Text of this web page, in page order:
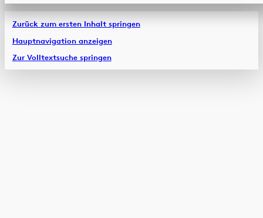
Zurück zum ersten Inhalt springen
Hauptnavigation anzeigen
Zur Volltextsuche springen